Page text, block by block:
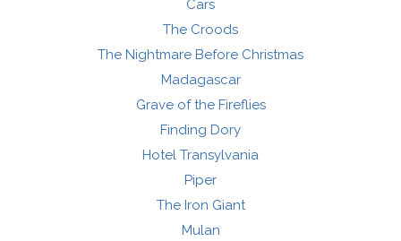
Cars
The Croods
The Nightmare Before Christmas
Madagascar
Grave of the Fireflies
Finding Dory
Hotel Transylvania
Piper
The Iron Giant
Mulan